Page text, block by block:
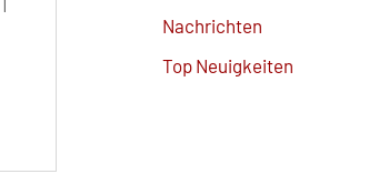
Nachrichten
Top Neuigkeiten